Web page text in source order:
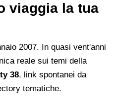
viaggia la tua
2007. In quasi vent'anni
reale sui temi della
38, link spontanei da
tematiche.